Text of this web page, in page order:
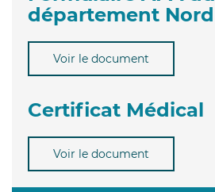
département Nord
Voir le document
Certificat Médical
Voir le document